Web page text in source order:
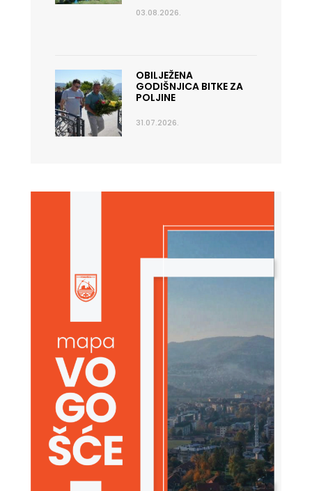
03.08.2026.
OBILJEŽENA
GODIŠNJICA BITKE ZA
POLJINE
31.07.2026.